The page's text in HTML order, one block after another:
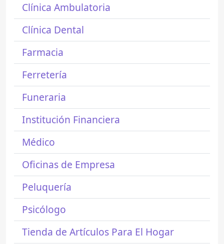
Clínica Ambulatoria
Clínica Dental
Farmacia
Ferretería
Funeraria
Institución Financiera
Médico
Oficinas de Empresa
Peluquería
Psicólogo
Tienda de Artículos Para El Hogar